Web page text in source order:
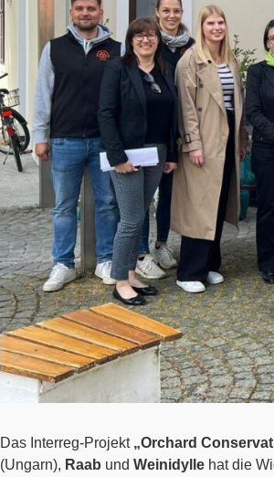
Das Interreg-Projekt „Orchard
(Ungarn), Raab und Weinidylle hat die